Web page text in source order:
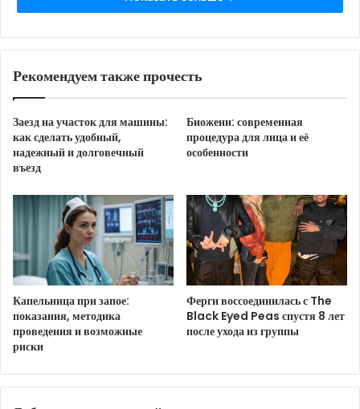
Рекомендуем также прочесть
Заезд на участок для машины:
как сделать удобный,
надежный и долговечный
въезд
Биожени: современная
процедура для лица и её
особенности
Капельница при запое:
показания, методика
проведения и возможные
риски
Ферги воссоединилась с The
Black Eyed Peas спустя 8 лет
после ухода из группы